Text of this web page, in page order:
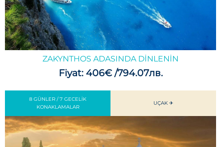
ZAKYNTHOS ADASINDA DINLENIN
Fiyat: 406€ /794.07лв.
8 GÜNLER / 7 GECELIK
KONAKLAMALAR
UÇAK ✈